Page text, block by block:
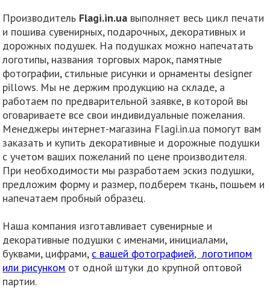
Производитель Flagi.in.ua выполняет весь цикл печати
и пошива сувенирных, подарочных, декоративных и
дорожных подушек. На подушках можно напечатать
логотипы, названия торговых марок, памятные
фотографии, стильные рисунки и орнаменты designer
pillows. Мы не держим продукцию на складе, а
работаем по предварительной заявке, в которой вы
оговариваете все свои индивидуальные пожелания.
Менеджеры интернет-магазина Flagi.in.ua помогут вам
заказать и купить декоративные и дорожные подушки
с учетом ваших пожеланий по цене производителя.
При необходимости мы разработаем эскиз подушки,
предложим форму и размер, подберем ткань, пошьем и
напечатаем пробный образец.
Наша компания изготавливает сувенирные и
декоративные подушки с именами, инициалами,
буквами, цифрами, с вашей фотографией,логотипом
или рисунком от одной штуки до крупной оптовой
партии.